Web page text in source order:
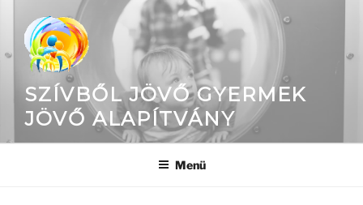
SZÍVBŐL JÖVŐ GYERMEK
JÖVŐ ALAPÍTVÁNY
Menü